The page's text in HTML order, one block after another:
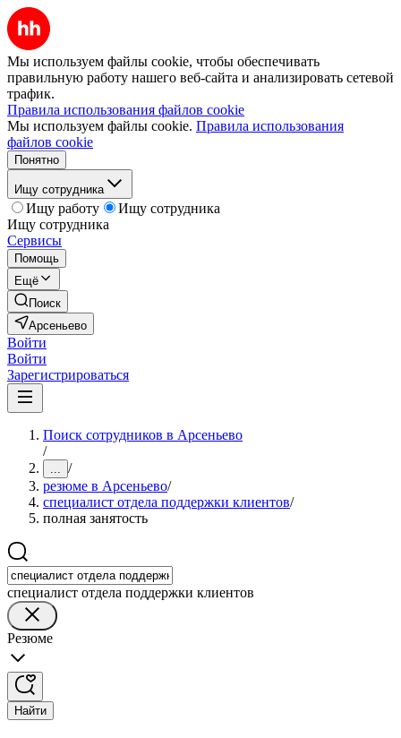
Мы используем файлы cookie, чтобы обеспечивать
правильную работу нашего веб-сайта и анализировать сетевой
трафик.
Правила использования файлов cookie
Мы используем файлы cookie. Правила использования
файлов cookie
Понятно
Ищу сотрудника
Ищу работу
Ищу сотрудника
Ищу сотрудника
Сервисы
Помощь
Ещё
Поиск
Арсеньево
Войти
Войти
Зарегистрироваться
Поиск сотрудников в Арсеньево
/
... /
резюме в Арсеньево/
специалист отдела поддержки клиентов/
полная занятость
специалист отдела поддержки клиентов
Резюме
Найти